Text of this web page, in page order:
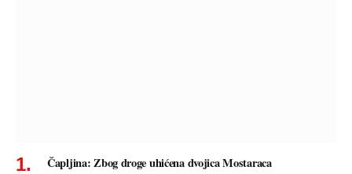
Čapljina: Zbog droge uhićena dvojica Mostaraca